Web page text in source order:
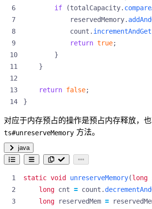
if
(totalCapacity.
reservedMemory.
count . incrementAndGet
return true;
}
}
return false;
}
对应于内存预占的操作是预占内存释放，
ts#unreserveMemory 方法。
java
static void unreserveMemory(long
long cnt = count .
long
reservedMem =